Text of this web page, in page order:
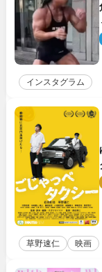
インスタグラム
草野速仁 映画